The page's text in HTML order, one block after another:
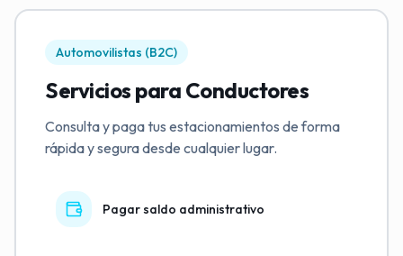
Automovilistas (B2C)
Servicios para Conductores
Consulta y paga tus estacionamientos de forma
rápida y segura desde cualquier lugar.
Pagar saldo administrativo